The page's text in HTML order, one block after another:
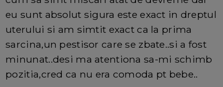
eu sunt absolut sigura este exact in dreptul
uterului si am simtit exact ca la prima
sarcina,un pestisor care se zbate..si a fost
minunat..desi ma atentiona sa-mi schimb
pozitia,cred ca nu era comoda pt bebe..